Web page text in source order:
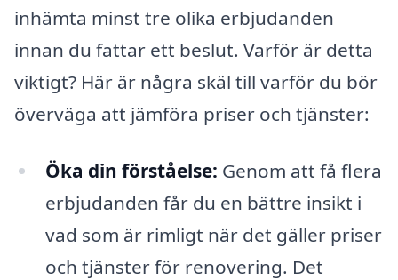
inhämta minst tre olika erbjudanden
innan du fattar ett beslut. Varför är detta
viktigt? Här är några skäl till varför du bör
överväga att jämföra priser och tjänster:
Öka din förståelse: Genom att få flera
erbjudanden får du en bättre insikt i
vad som är rimligt när det gäller priser
och tjänster för renovering. Det